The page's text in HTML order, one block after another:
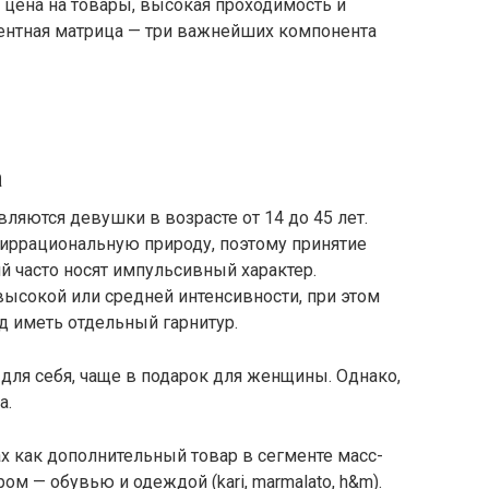
цена на товары, высокая проходимость и
матрица — три важнейших компонента
девушки в возрасте от 14 до 45 лет.
природу, поэтому принятие
носят импульсивный характер.
или средней интенсивности, при этом
отдельный гарнитур.
себя, чаще в подарок для женщины. Однако,
как дополнительный товар в сегменте масс-
— обувью и одеждой (kari, marmalato, h&m).